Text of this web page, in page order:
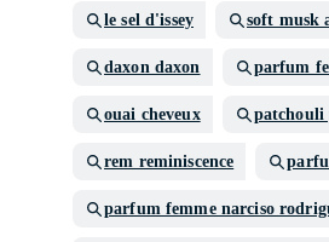
le sel d'issey soft musk
daxon daxon parfum
ouai cheveux patchouli
rem reminiscence
parfum femme narciso